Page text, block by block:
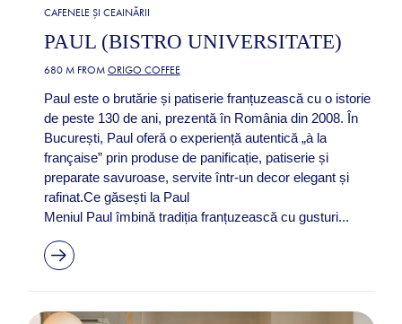
CAFENELE ȘI CEAINĂRII
PAUL (BISTRO UNIVERSITATE)
680 M FROM ORIGO COFFEE
Paul este o brutărie și patiserie franțuzească cu o istorie
de peste 130 de ani, prezentă în România din 2008. În
București, Paul oferă o experiență autentică „à la
française” prin produse de panificație, patiserie și
preparate savuroase, servite într-un decor elegant și
rafinat.Ce găsești la Paul
Meniul Paul îmbină tradiția franțuzească cu gusturi...